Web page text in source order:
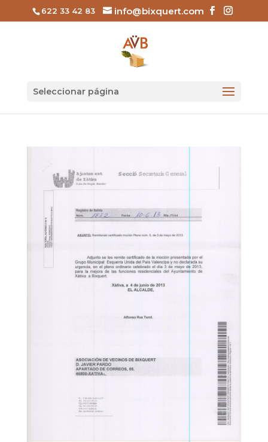
622 33 42 83 info@bixquert.com
Seleccionar página